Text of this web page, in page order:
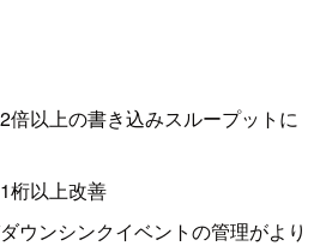
倍以上の書き込みスループットに
桁以上改善
ウンシンクイベントの管理がより